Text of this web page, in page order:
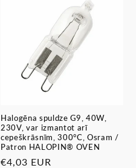
Halogēna spuldze G9, 40W,
230V, var izmantot arī
cepeškrāsnīm, 300°C, Osram /
Patron HALOPIN® OVEN
Parastā
€4,03 EUR